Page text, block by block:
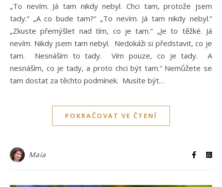
„To nevím. Já tam nikdy nebyl. Chci tam, protože jsem
tady.“ „A co bude tam?“ „To nevím. Já tam nikdy nebyl.“
„Zkuste přemýšlet nad tím, co je tam.“ „Je to těžké. Já
nevím. Nikdy jsem tam nebyl. Nedokáži si představit, co je
tam. Nesnáším to tady. Vím pouze, co je tady. A
nesnáším, co je tady, a proto chci být tam.“ Nemůžete se
tam dostat za těchto podmínek. Musíte být…
POKRAČOVAT VE ČTENÍ
Maia